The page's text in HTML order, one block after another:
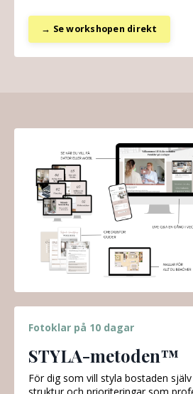
→ Se workshopen direkt
Fotoklar på 10 dagar
STYLA-metoden™
För dig som vill styla bostaden
struktur och prioriteringar som